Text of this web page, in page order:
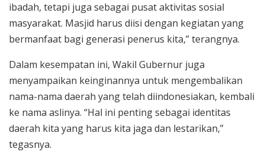
ibadah, tetapi juga sebagai pusat aktivitas sosial
masyarakat. Masjid harus diisi dengan kegiatan yang
bermanfaat bagi generasi penerus kita,” terangnya.
Dalam kesempatan ini, Wakil Gubernur juga
menyampaikan keinginannya untuk mengembalikan
nama-nama daerah yang telah diindonesiakan, kembali
ke nama aslinya. “Hal ini penting sebagai identitas
daerah kita yang harus kita jaga dan lestarikan,”
tegasnya.